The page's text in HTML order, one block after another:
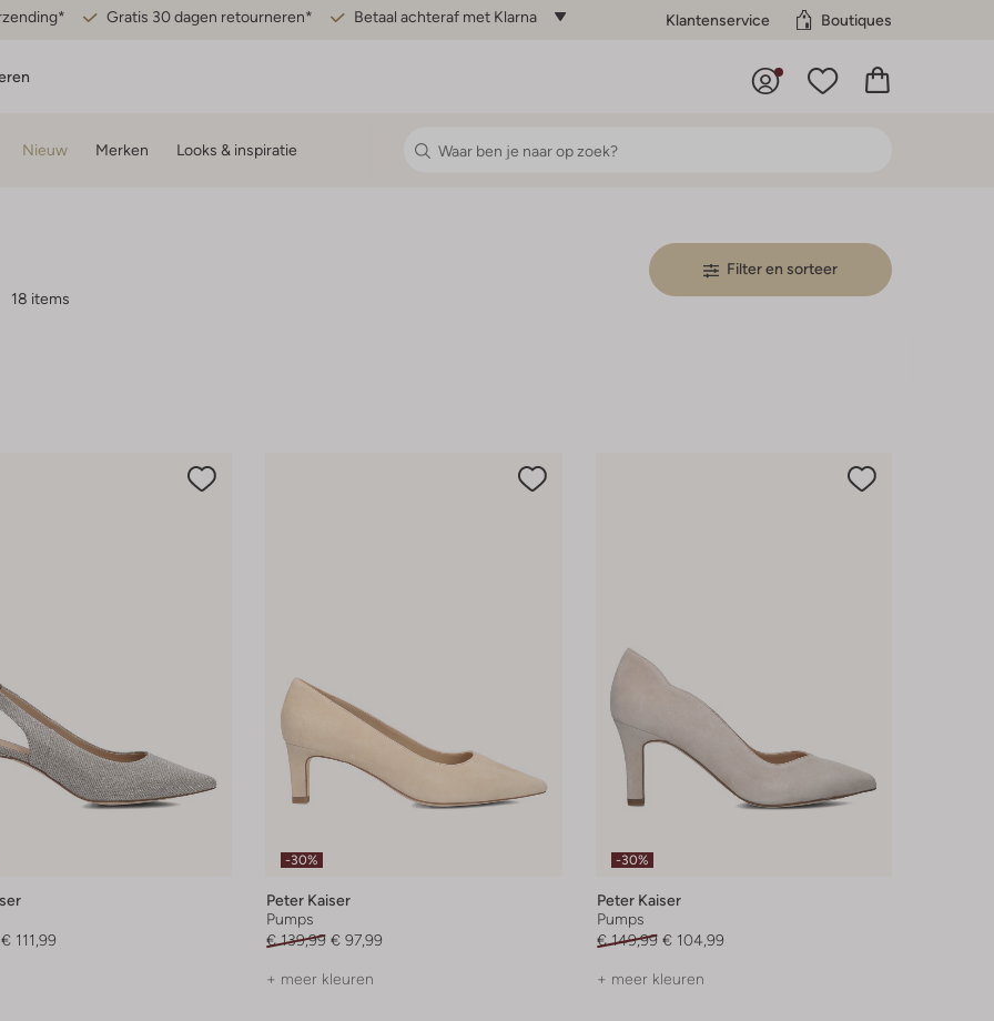
Gratis 30 dagen retourneren* Betaal achteraf met Klarna Klantenservice Boutiques
Nieuw Merken Looks & inspiratie
18 items
Filter en sorteer
€ 111,99
-30%
Peter Kaiser
Pumps
€ 139,99 € 97,99
+ meer kleuren
-30%
Peter Kaiser
Pumps
€ 149,99 € 104,99
+ meer kleuren